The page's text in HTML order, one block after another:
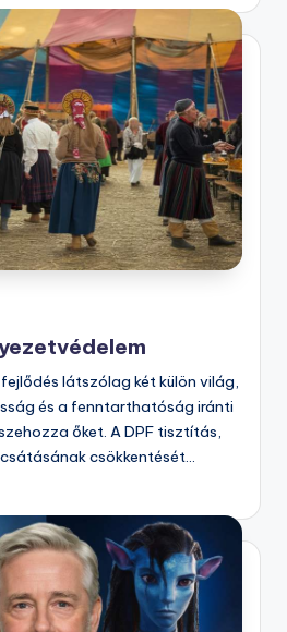
látszólag két külön világ,
és a fenntarthatóság iránti
őket. A DPF tisztítás,
csökkentését…